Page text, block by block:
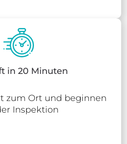
in 20 Minuten
zum Ort und beginnen
Inspektion